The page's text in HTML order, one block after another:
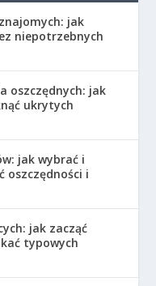
jak
niepotrzebnych
oszczędnych: jak
ukrytych
jak wybrać i
oszczędności i
jak zacząć
typowych